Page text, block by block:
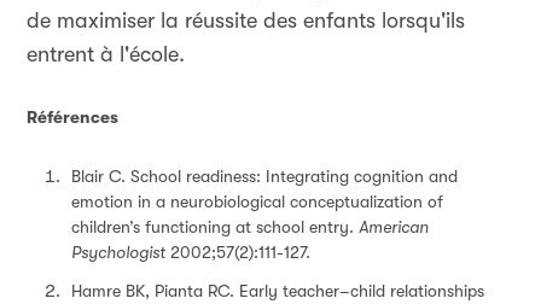
de maximiser la réussite des enfants lorsqu'ils
entrent à l'école.
Références
Blair C. School readiness: Integrating cognition and
emotion in a neurobiological conceptualization of
children’s functioning at school entry. American
Psychologist 2002;57(2):111-127.
Hamre BK, Pianta RC. Early teacher–child relationships